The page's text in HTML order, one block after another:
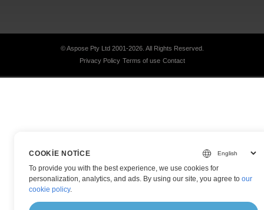
© Aspose Pty Ltd 2001-2026. All Rights Reserved.
Privacy Policy Terms of use Contact
COOKIE NOTICE
To provide you with the best experience, we use cookies for
personalization, analytics, and ads. By using our site, you agree toour
cookie policy.